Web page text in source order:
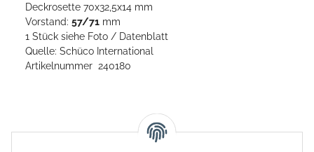
Deckrosette 70x32,5x14 mm
Vorstand: 57/71 mm
1 Stück siehe Foto / Datenblatt
Quelle: Schüco International
Artikelnummer 240180